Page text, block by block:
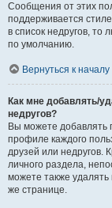
Сообщения от этих
поддерживается
в список недругов,
по умолчанию.
Вернуться к началу
Как мне добавлять/
недругов?
Вы можете добавлять
профиле каждого
друзей или недругов.
личного раздела,
можете также удалять
же странице.